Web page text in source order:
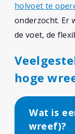
holvoet te
onderzocht. Er
de voet, de
hoge
Wat is
wreef)?